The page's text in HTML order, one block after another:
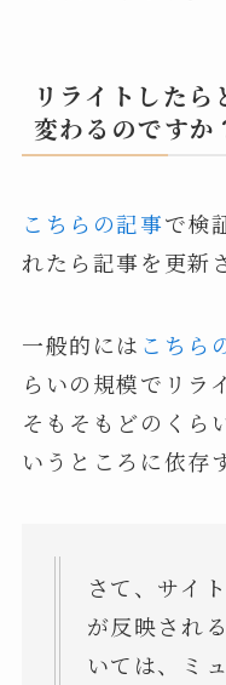
リライトした
変わるのですか
こちらの記事で検
れたら記事を更新
一般的には こちら
らいの規模でリラ
そもそもどのくら
いうところに依存
さて、サイ
が反映され
いては、ミ